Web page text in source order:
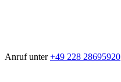
Anruf unter +49 228 28695920